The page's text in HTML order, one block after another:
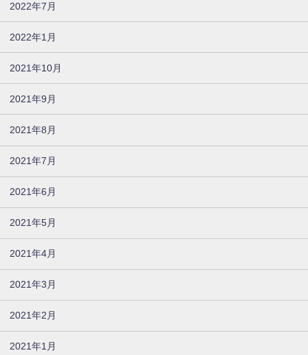
2022年7月
2022年1月
2021年10月
2021年9月
2021年8月
2021年7月
2021年6月
2021年5月
2021年4月
2021年3月
2021年2月
2021年1月